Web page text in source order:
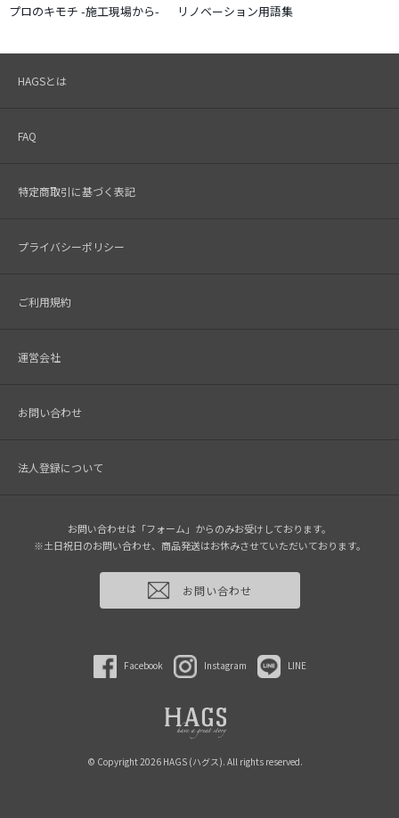
プロのキモチ -施工現場から-
リノベーション用語集
HAGSとは
FAQ
特定商取引に基づく表記
プライバシーポリシー
ご利用規約
運営会社
お問い合わせ
法人登録について
お問い合わせは「フォーム」からのみお受けしております。
※土日祝日のお問い合わせ、商品発送はお休みさせていただいております。
お問い合わせ
Facebook Instagram LINE
© Copyright 2026 HAGS (ハグス). All rights reserved.